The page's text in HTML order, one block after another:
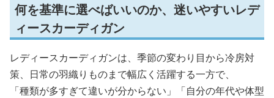
何を基準に選べばいいのか、迷いやすいレデ
ィースカーディガン
レディースカーディガンは、季節の変わり目から冷房対
策、日常の羽織りものまで幅広く活躍する一方で、
「種類が多すぎて違いが分からない」「自分の年代や体型